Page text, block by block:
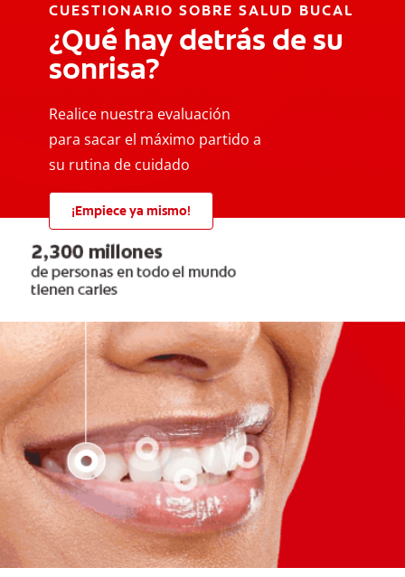
CUESTIONARIO SOBRE SALUD BUCAL
¿Qué hay detrás de su
sonrisa?
Realice nuestra evaluación
para sacar el máximo partido a
su rutina de cuidado
¡Empiece ya mismo!